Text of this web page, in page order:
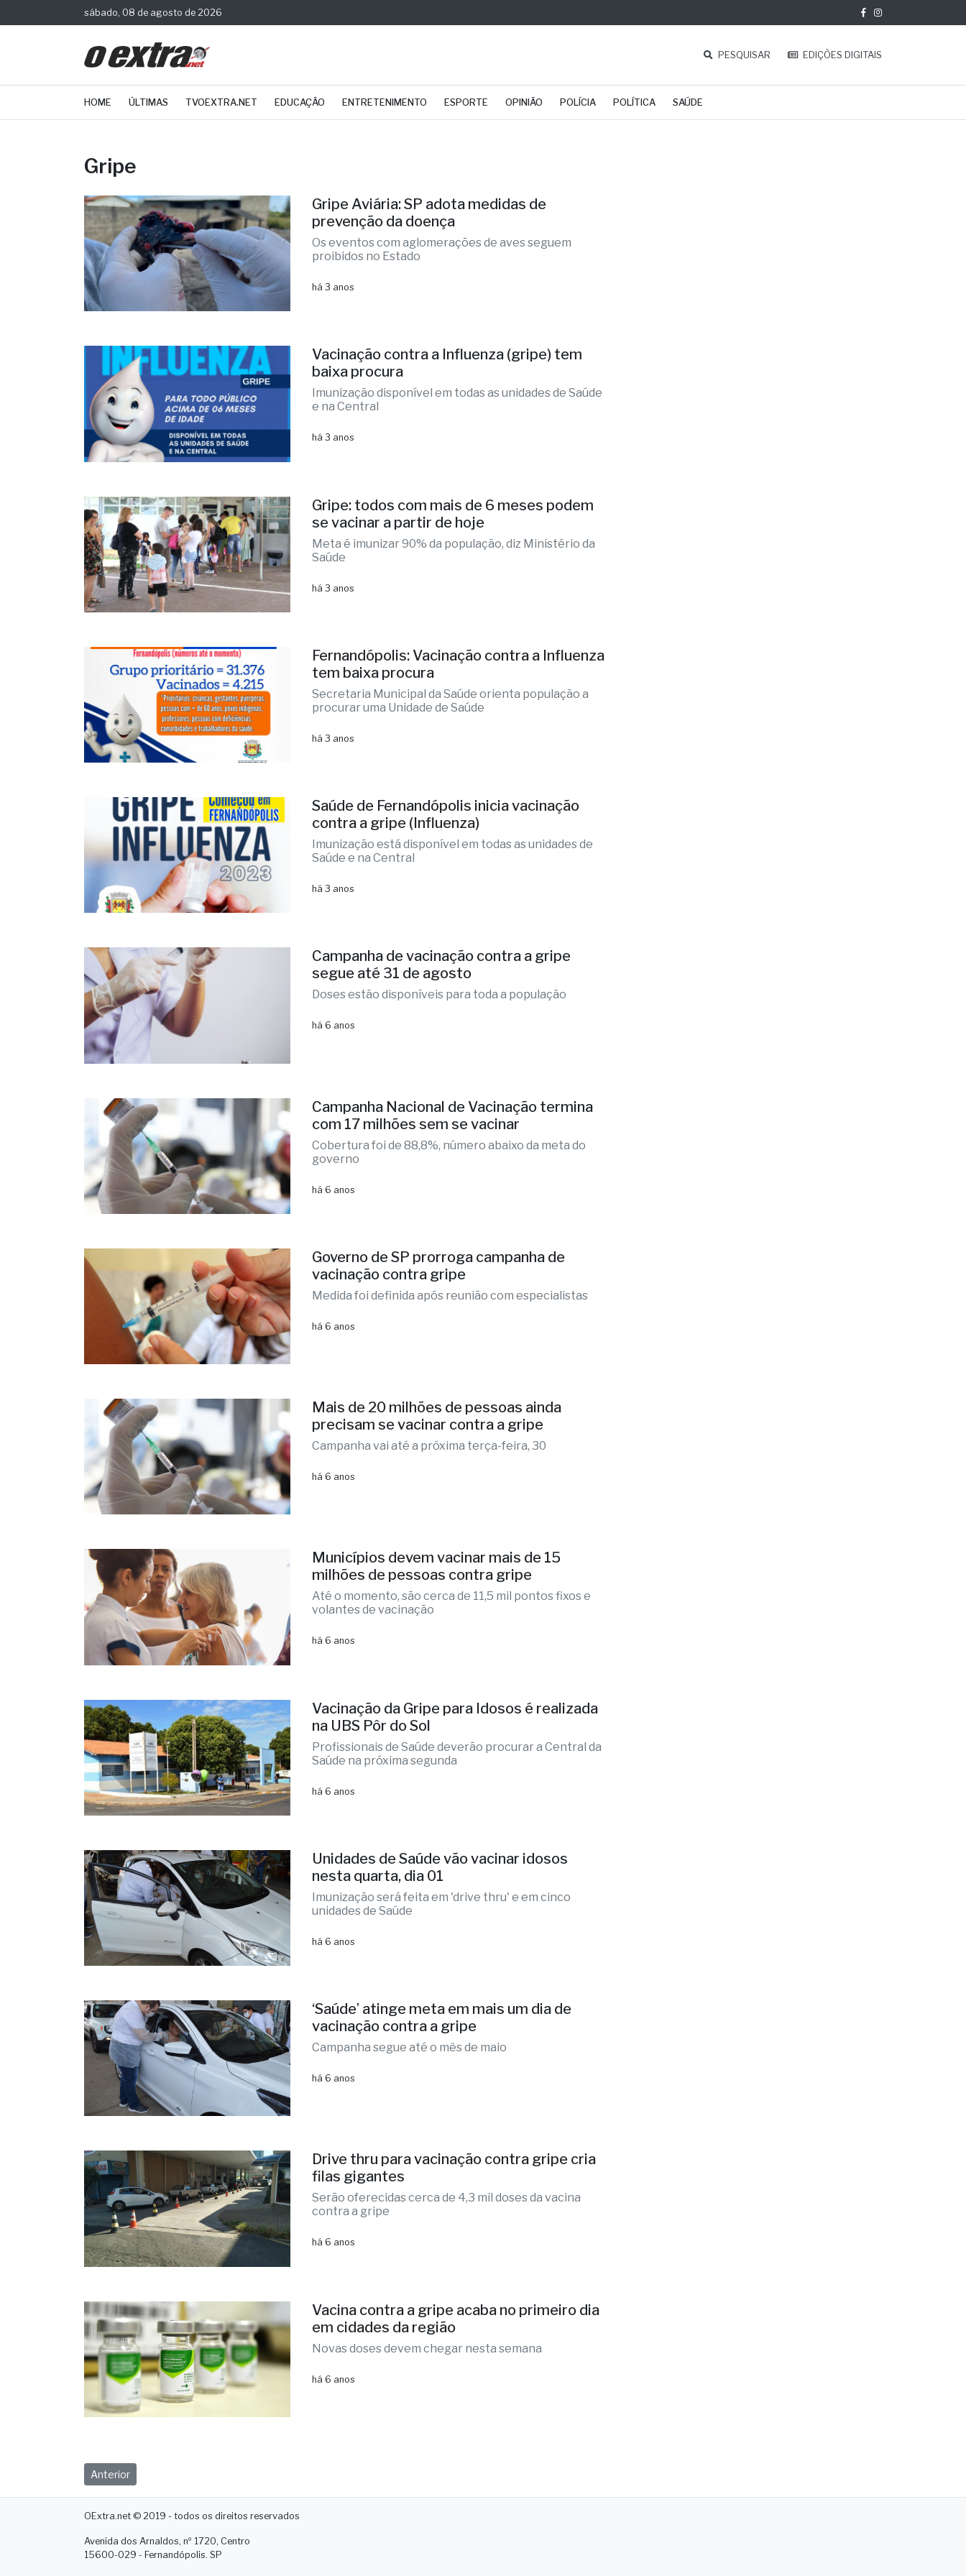
sábado, 08 de agosto de 2026
PESQUISAR EDIÇÕES DIGITAIS
HOME ÚLTIMAS TVOEXTRA.NET EDUCAÇÃO ENTRETENIMENTO ESPORTE OPINIÃO POLÍCIA POLÍTICA SAÚDE
Gripe
Gripe Aviária: SP adota medidas de
prevenção da doença
Os eventos com aglomerações de aves seguem
proibidos no Estado
há 3 anos
Vacinação contra a Influenza (gripe) tem
baixa procura
Imunização disponível em todas as unidades de Saúde
e na Central
há 3 anos
Gripe: todos com mais de 6 meses podem
se vacinar a partir de hoje
Meta é imunizar 90% da população, diz Ministério da
Saúde
há 3 anos
Fernandópolis: Vacinação contra a Influenza
tem baixa procura
Secretaria Municipal da Saúde orienta população a
procurar uma Unidade de Saúde
há 3 anos
Saúde de Fernandópolis inicia vacinação
contra a gripe (Influenza)
Imunização está disponível em todas as unidades de
Saúde e na Central
há 3 anos
Campanha de vacinação contra a gripe
segue até 31 de agosto
Doses estão disponíveis para toda a população
há 6 anos
Campanha Nacional de Vacinação termina
com 17 milhões sem se vacinar
Cobertura foi de 88,8%, número abaixo da meta do
governo
há 6 anos
Governo de SP prorroga campanha de
vacinação contra gripe
Medida foi definida após reunião com especialistas
há 6 anos
Mais de 20 milhões de pessoas ainda
precisam se vacinar contra a gripe
Campanha vai até a próxima terça-feira, 30
há 6 anos
Municípios devem vacinar mais de 15
milhões de pessoas contra gripe
Até o momento, são cerca de 11,5 mil pontos fixos e
volantes de vacinação
há 6 anos
Vacinação da Gripe para Idosos é realizada
na UBS Pôr do Sol
Profissionais de Saúde deverão procurar a Central da
Saúde na próxima segunda
há 6 anos
Unidades de Saúde vão vacinar idosos
nesta quarta, dia 01
Imunização será feita em 'drive thru' e em cinco
unidades de Saúde
há 6 anos
‘Saúde’ atinge meta em mais um dia de
vacinação contra a gripe
Campanha segue até o mês de maio
há 6 anos
Drive thru para vacinação contra gripe cria
filas gigantes
Serão oferecidas cerca de 4,3 mil doses da vacina
contra a gripe
há 6 anos
Vacina contra a gripe acaba no primeiro dia
em cidades da região
Novas doses devem chegar nesta semana
há 6 anos
Anterior
OExtra.net © 2019 - todos os direitos reservados
Avenida dos Arnaldos, nº 1720, Centro
15600-029 - Fernandópolis. SP